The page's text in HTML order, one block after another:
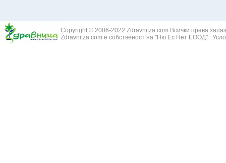
Copyright © 2006-2022 Zdravnitza.com Всички права
Zdravnitza.com е собственост на "Ню Ес Нет ЕООД" :